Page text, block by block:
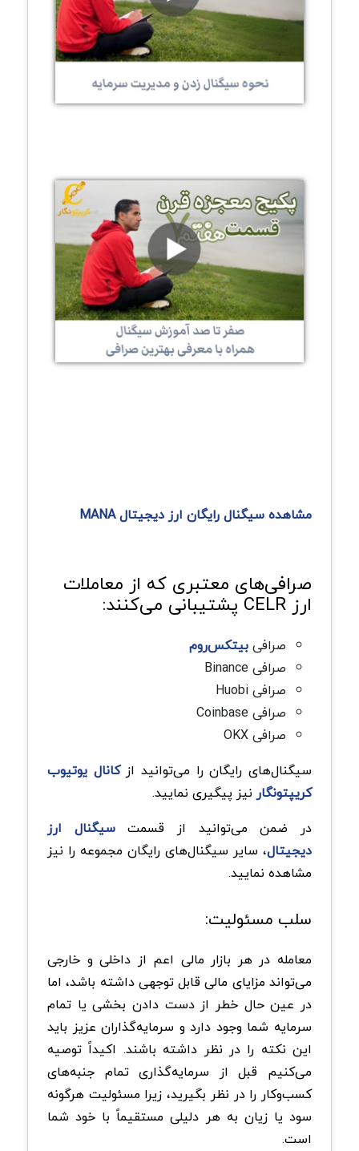
مشاهده سیگنال رایگان ارز دیجیتال MANA
صرافی‌های معتبری که از معاملات
ارز CELR پشتیبانی می‌کنند:
صرافیبیتکس‌روم
صرافی Binance
صرافی Huobi
صرافی Coinbase
صرافی OKX
سیگنال‌های رایگان را می‌توانید ازکانال یوتیوب
کریپتونگارنیز پیگیری نمایید.
در ضمن می‌توانید از قسمتسیگنال ارز
دیجیتال، سایر سیگنال‌های رایگان مجموعه را نیز
مشاهده نمایید.
سلب مسئولیت:
معامله در هر بازار مالی اعم از داخلی و خارجی
می‌تواند مزایای مالی قابل توجهی داشته باشد، اما
در عین حال خطر از دست دادن بخشی یا تمام
سرمایه شما وجود دارد و سرمایه‌گذاران عزیز باید
این نکته را در نظر داشته باشند. اکیداً توصیه
می‌کنیم قبل از سرمایه‌گذاری تمام جنبه‌های
کسب‌وکار را در نظر بگیرید، زیرا مسئولیت هرگونه
سود یا زیان به هر دلیلی مستقیماً با خود شما
است.